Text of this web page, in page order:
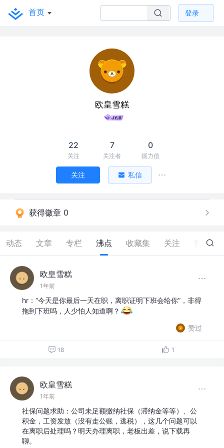
首页 登录
欧皇雪糕
22
关注
7
关注者
0
掘力值
关注 私信
获得徽章 0
动态 文章 专栏 沸点 收藏集 关注 57
欧皇雪糕
1年前
hr：“今天是你最后一天在职，离职证明下班会给你”，非得
拖到下班吗，人少怕人知道啊？
赞过
18 1
欧皇雪糕
1年前
社保问题求助：公司未足额缴纳社保（滞纳金等等）、公
积金，工资发放（没有走公账，逃税），这几个问题可以
在离职后处理吗？明天办理离职，老板出差，说下载再
聊。